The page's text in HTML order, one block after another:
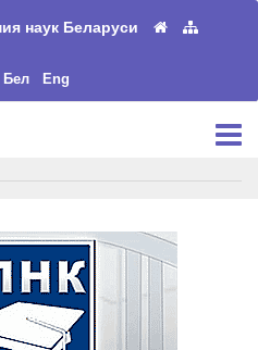
наук Беларуси
Бел Eng